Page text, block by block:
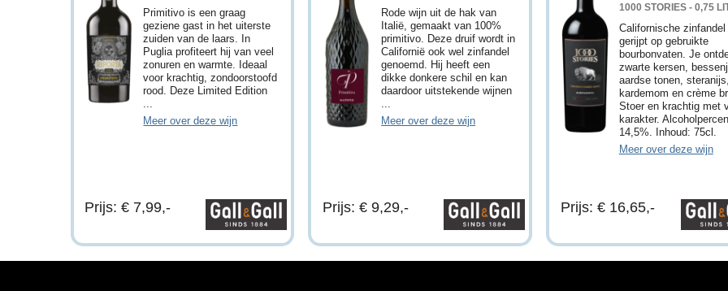
Primitivo is een graag
geziene gast in het uiterste
zuiden van de laars. In
Puglia profiteert hij van veel
zonuren en warmte. Ideaal
voor krachtig, zondoorstoofd
rood. Deze Limited Edition
Meer over deze wijn
Prijs: € 7,99,-
Rode wijn uit de hak van
Italië, gemaakt van 100%
primitivo. Deze druif wordt in
Californië ook wel zinfandel
genoemd. Hij heeft een
dikke donkere schil en kan
daardoor uitstekende wijnen
Meer over deze wijn
Prijs: € 9,29,-
1000 STORIES - 0,75
Californische zinfandel
gerijpt op gebruikte
bourbonvaten. Je
zwarte kersen,
aardse tonen,
kardemom en crème
Stoer en krachtig met
karakter.
14,5%. Inhoud: 75cl.
Meer over deze wijn
Prijs: € 16,65,-